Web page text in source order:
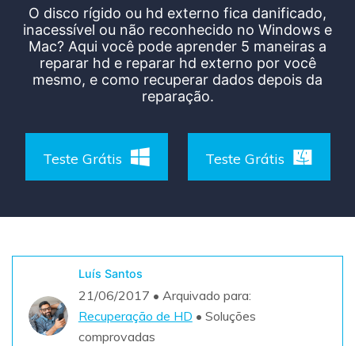
Sala de imprensa
Loja
Teste Grátis
Recupere dados ilimitados do sistema Mac
Recupere dados perdidos/excluídos gratuitamente
Teste Grátis
Recuperar arquivos de documentos
Recuperação de dispositivos
Soluções de arquivos
Soluções para computadores
Soluções para armazenamento
Soluções de backup
Porque Recoverit
Especialista em recuperação de dados
Tema Quente
search
O disco rígido ou hd externo fica danificado,
inacessível ou não reconhecido no Windows e
Mac? Aqui você pode aprender 5 maneiras a
reparar hd e reparar hd externo por você
mesmo, e como recuperar dados depois da
reparação.
Teste Grátis Teste Grátis
Luís Santos
21/06/2017 • Arquivado para:
Recuperação de HD • Soluções
comprovadas